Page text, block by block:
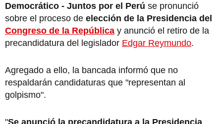
Democrático - Juntos por el Perú se pronunció
sobre el proceso de elección de la Presidencia del
Congreso de la República y anunció el retiro de la
precandidatura del legislador Edgar Reymundo.
Agregado a ello, la bancada informó que no
respaldarán candidaturas que "representan al
golpismo".
"Se anunció la precandidatura a la Presidencia